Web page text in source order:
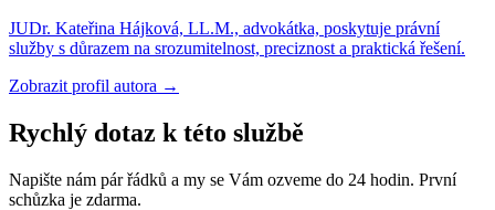
JUDr. Kateřina Hájková, LL.M., advokátka, poskytuje právní
služby s důrazem na srozumitelnost, preciznost a praktická řešení.
Zobrazit profil autora →
Rychlý dotaz k této službě
Napište nám pár řádků a my se Vám ozveme do 24 hodin. První
schůzka je zdarma.